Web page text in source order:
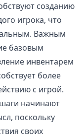
созданию
игрока, что
Важным
базовым
инвентарем
более
с игрой.
начинают
поскольку
своих